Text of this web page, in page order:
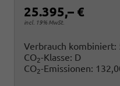
25.395,– €
incl. 19% MwSt.
Verbrauch kombiniert:
CO2-Klasse: D
CO2-Emissionen: